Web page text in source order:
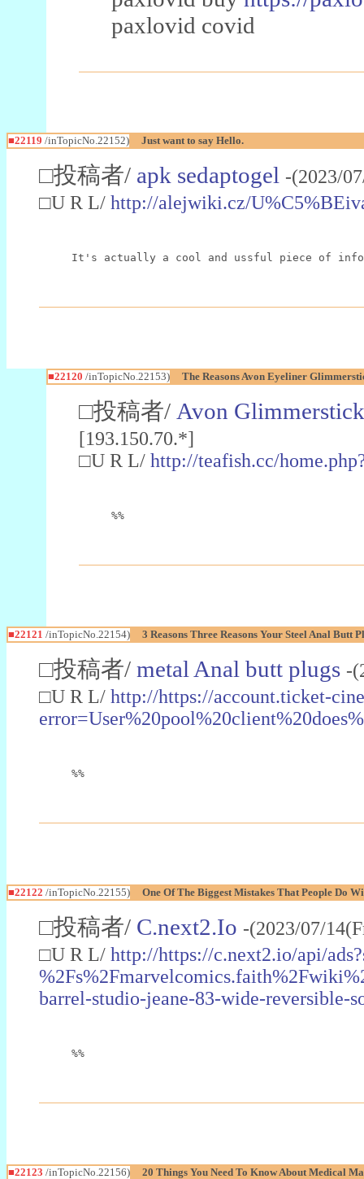
paxlovid covid
■22119 /inTopicNo.22152) Just want to say Hello.
□投稿者/ apk sedaptogel -(2023/
□U R L/ http://alejwiki.cz/
It's actually a cool and ussful piece of
■22120 /inTopicNo.22153) The Reasons Avon Eyeliner
□投稿者/ Avon
[193.150.70.*]
□U R L/ http://teafish.cc/
%%
■22121 /inTopicNo.22154) 3 Reasons Three Reasons Your Steel Anal Butt
□投稿者/ metal Anal butt plugs -
□U R L/ http://https://account.ticket-
%%
■22122 /inTopicNo.22155) One Of The Biggest Mistakes That People Do
□投稿者/ C.next2.Io -(2023/07/
□U R L/ http://https://c.next2.io/api/
barrel-studio-jeane-83-wide-reversible-
%%
■22123 /inTopicNo.22156) 20 Things You Need To Know About Medical